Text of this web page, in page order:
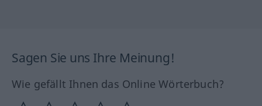
Sagen Sie uns Ihre Meinung!
Wie gefällt Ihnen das Online Wörterbuch?